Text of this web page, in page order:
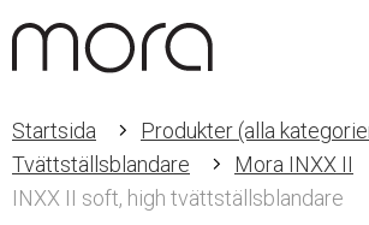
Startsida
Produkter (alla
Tvättställsblandare
Mora INXX II
INXX II soft, high tvättställsblandare